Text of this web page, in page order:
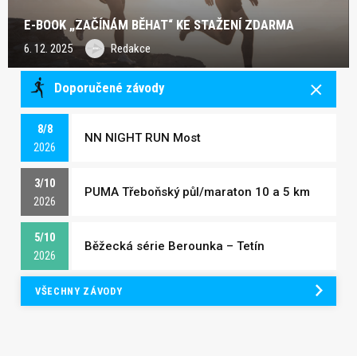
E-BOOK „ZAČÍNÁM BĚHAT“ KE STAŽENÍ ZDARMA
6. 12. 2025 Redakce
Doporučené závody
8/8
2026
NN NIGHT RUN Most
3/10
2026
PUMA Třeboňský půl/maraton 10 a 5 km
5/10
2026
Běžecká série Berounka – Tetín
VŠECHNY ZÁVODY